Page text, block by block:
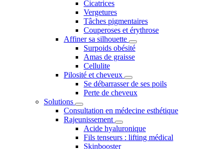
Cicatrices
Vergetures
Tâches pigmentaires
Couperoses et érythrose
Affiner sa silhouette
Surpoids obésité
Amas de graisse
Cellulite
Pilosité et cheveux
Se débarrasser de ses poils
Perte de cheveux
Solutions
Consultation en médecine esthétique
Rajeunissement
Acide hyaluronique
Fils tenseurs : lifting médical
Skinbooster